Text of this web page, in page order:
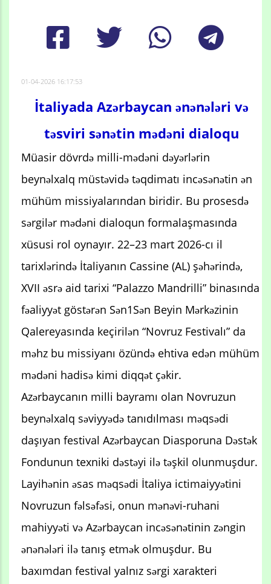
01-04-2026 16:17:53
İtaliyada Azərbaycan ənənələri və
təsviri sənətin mədəni dialoqu
Müasir dövrdə milli-mədəni dəyərlərin
beynəlxalq müstəvidə təqdimatı incəsənətin ən
mühüm missiyalarından biridir. Bu prosesdə
sərgilər mədəni dialoqun formalaşmasında
xüsusi rol oynayır. 22–23 mart 2026-cı il
tarixlərində İtaliyanın Cassine (AL) şəhərində,
XVII əsrə aid tarixi “Palazzo Mandrilli” binasında
fəaliyyət göstərən Sən1Sən Beyin Mərkəzinin
Qalereyasında keçirilən “Novruz Festivalı” da
məhz bu missiyanı özündə ehtiva edən mühüm
mədəni hadisə kimi diqqət çəkir.
Azərbaycanın milli bayramı olan Novruzun
beynəlxalq səviyyədə tanıdılması məqsədi
daşıyan festival Azərbaycan Diasporuna Dəstək
Fondunun texniki dəstəyi ilə təşkil olunmuşdur.
Layihənin əsas məqsədi İtaliya ictimaiyyətini
Novruzun fəlsəfəsi, onun mənəvi-ruhani
mahiyyəti və Azərbaycan incəsənətinin zəngin
ənənələri ilə tanış etmək olmuşdur. Bu
baxımdan festival yalnız sərgi xarakteri